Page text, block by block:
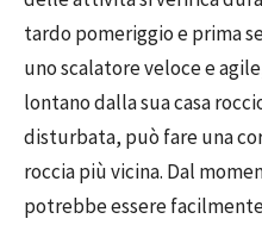
tardo pomeriggio e prima
uno scalatore veloce e
lontano dalla sua casa
disturbata, può fare una
roccia più vicina. Dal
potrebbe essere